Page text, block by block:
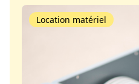
Location matériel